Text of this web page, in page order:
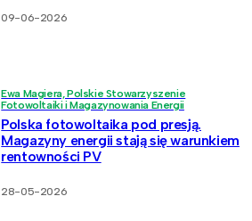
09-06-2026
Ewa Magiera, Polskie Stowarzyszenie
Fotowoltaiki i Magazynowania Energii
Polska fotowoltaika pod presją.
Magazyny energii stają się warunkiem
rentowności PV
28-05-2026